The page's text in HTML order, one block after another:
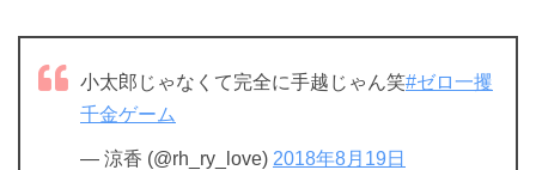
小太郎じゃなくて完全に手越じゃん笑#ゼロ一攫
千金ゲーム
— 涼香 (@rh_ry_love) 2018年8月19日